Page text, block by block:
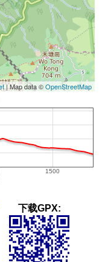
| Map data ©OpenStreetMap
下载GPX: